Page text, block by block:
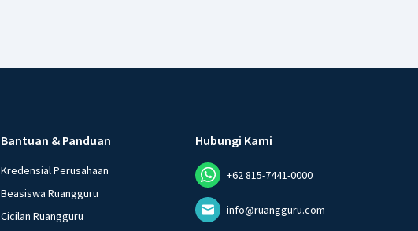
Bantuan & Panduan
Kredensial Perusahaan
Beasiswa Ruangguru
Cicilan Ruangguru
Hubungi Kami
+62 815-7441-0000
info@ruangguru.com